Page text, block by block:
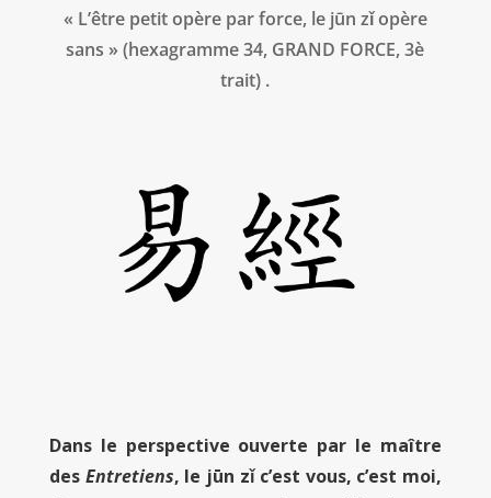
« L’être petit opère par force, le jūn zǐ opère
sans » (hexagramme 34, GRAND FORCE, 3è
trait) .
Dans le perspective ouverte par le maître
des Entretiens, le jūn zǐ c’est vous, c’est moi,